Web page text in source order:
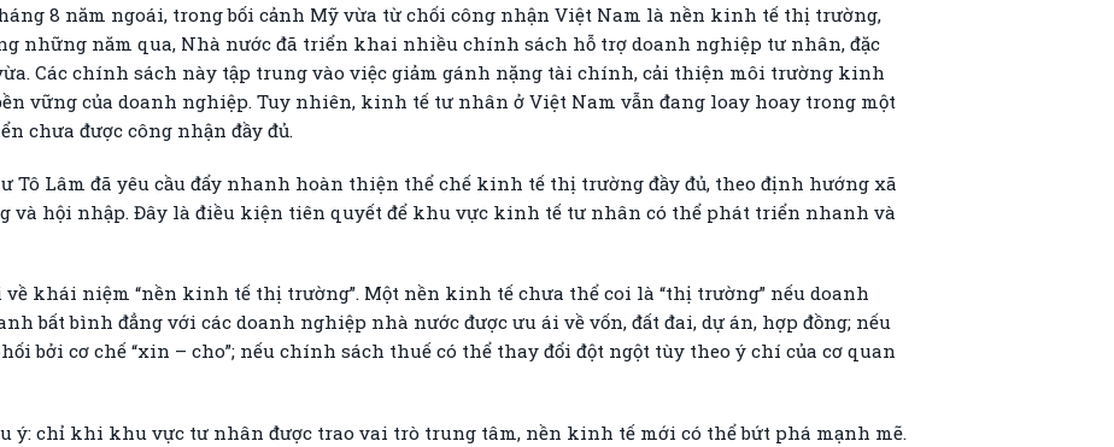
8 năm ngoái, trong bối cảnh Mỹ vừa từ chối công nhận Việt Nam là nền kinh tế thị trường,
những năm qua, Nhà nước đã triển khai nhiều chính sách hỗ trợ doanh nghiệp tư nhân, đặc
Các chính sách này tập trung vào việc giảm gánh nặng tài chính, cải thiện môi trường kinh
vững của doanh nghiệp. Tuy nhiên, kinh tế tư nhân ở Việt Nam vẫn đang loay hoay trong một
chưa được công nhận đầy đủ.
Tô Lâm đã yêu cầu đẩy nhanh hoàn thiện thể chế kinh tế thị trường đầy đủ, theo định hướng xã
và hội nhập. Đây là điều kiện tiên quyết để khu vực kinh tế tư nhân có thể phát triển nhanh và
khái niệm “nền kinh tế thị trường”. Một nền kinh tế chưa thể coi là “thị trường” nếu doanh
bất bình đẳng với các doanh nghiệp nhà nước được ưu ái về vốn, đất đai, dự án, hợp đồng; nếu
bởi cơ chế “xin – cho”; nếu chính sách thuế có thể thay đổi đột ngột tùy theo ý chí của cơ quan
ý: chỉ khi khu vực tư nhân được trao vai trò trung tâm, nền kinh tế mới có thể bứt phá mạnh mẽ.